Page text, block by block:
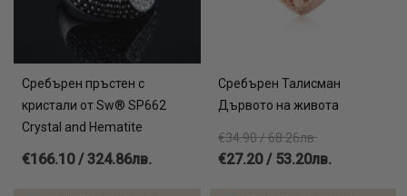
Сребърен пръстен с
кристали от Sw® SP662
Crystal and Hematite
€166.10 / 324.86лв.
Сребърен Талисман
Дървото на живота
€34.90 / 68.26лв.
€27.20 / 53.20лв.